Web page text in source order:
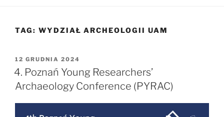
TAG: WYDZIAŁ ARCHEOLOGII UAM
OPUBLIKOWANE
W
12 GRUDNIA 2024
4. Poznań Young Researchers’
Archaeology Conference (PYRAC)